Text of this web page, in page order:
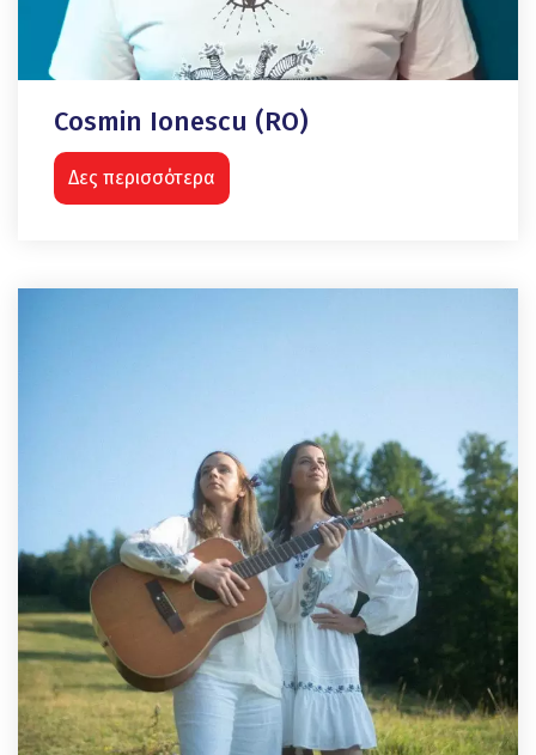
Cosmin Ionescu (RO)
Δες περισσότερα